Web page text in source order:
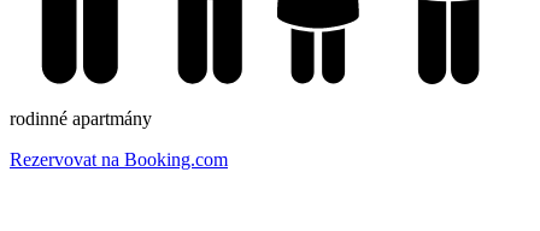
rodinné apartmány
Rezervovat na Booking.com